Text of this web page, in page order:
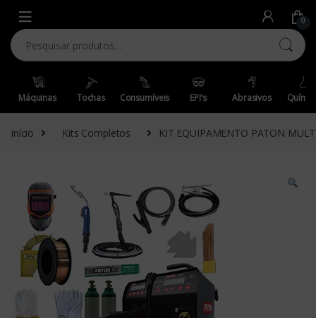
0
Pesquisar por:
Máquinas Tochas Consumíveis EPI’s Abrasivos
Início Kits Completos KIT EQUIPAMENTO PATON